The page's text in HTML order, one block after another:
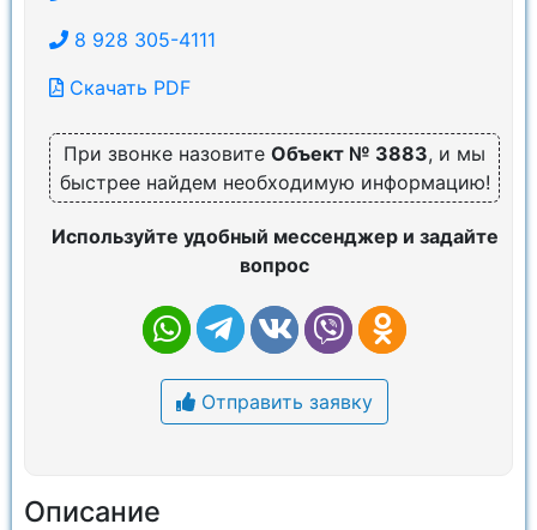
8 928 305-4111
Скачать PDF
При звонке назовите Объект № 3883, и мы
быстрее найдем необходимую информацию!
Используйте удобный мессенджер и задайте
вопрос
Отправить заявку
Описание